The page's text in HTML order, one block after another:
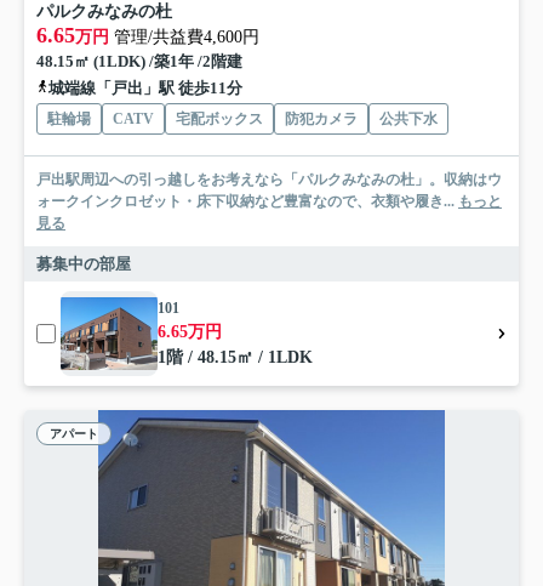
パルクみなみの杜
6.65万円 管理/共益費4,600円
48.15㎡ (1LDK) /築1年 /2階建
城端線「戸出」駅 徒歩11分
駐輪場 CATV 宅配ボックス 防犯カメラ 公共下水
戸出駅周辺への引っ越しをお考えなら「パルクみなみの杜」。収納はウ
ォークインクロゼット・床下収納など豊富なので、衣類や履き... もっと
見る
募集中の部屋
101
6.65万円
1階 / 48.15㎡ / 1LDK
アパート